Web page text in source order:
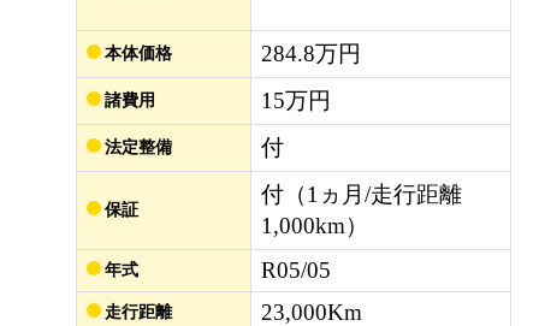
本体価格 284.8万円
諸費用 15万円
法定整備 付
保証
付（1ヵ月/走行距離
1,000km）
年式 R05/05
走行距離 23,000Km